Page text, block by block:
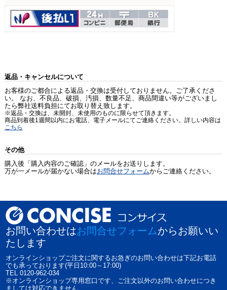
返品・キャンセルについて
お客様のご都合による返品・交換は受付しておりません。ご了承くださ
い。 なお、不良品、破損、汚損、数量不足、商品間違い等がございまし
たら弊社送料負担にてお取り替え致します。
※返品・交換は、未開封、未使用のものに限らせて頂きます。
商品到着後1週間以内にお電話、電子メールにてご連絡ください。詳しい内容は
こちら
その他
購入後「購入内容のご確認」のメールをお送りします。
万が一メールが届かない場合はお問合せフォームからご連絡ください。
お問い合わせはお問合せフォームからお願いい
たします
オンラインショップご注文に関するお急ぎのお問い合わせは下記お電話
でも承っております(平日10:00～17:00)
TEL 0120-962-034
※オンラインショップ専用窓口です、ご注文以外のお問い合わせにつき
ましては対応できません